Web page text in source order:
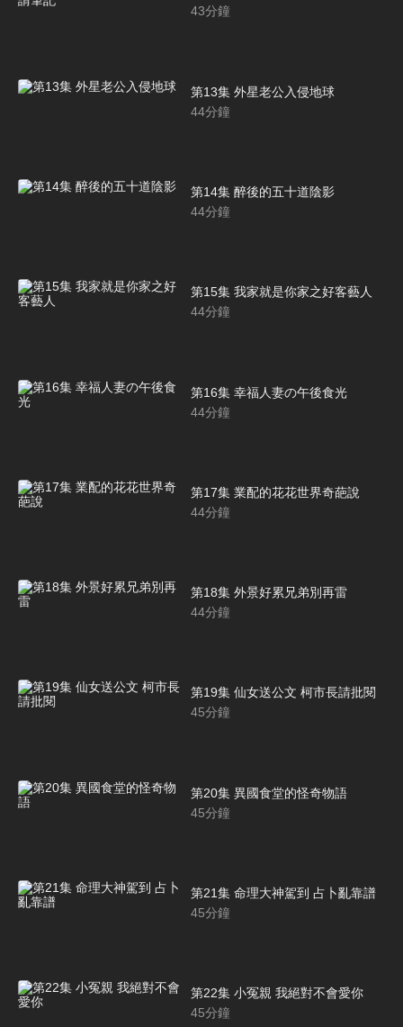
43分鐘
第13集 外星老公入侵地球
44分鐘
第14集 醉後的五十道陰影
44分鐘
第15集 我家就是你家之好客藝人
44分鐘
第16集 幸福人妻の午後食光
44分鐘
第17集 業配的花花世界奇葩說
44分鐘
第18集 外景好累兄弟別再雷
44分鐘
第19集 仙女送公文 柯市長請批閱
45分鐘
第20集 異國食堂的怪奇物語
45分鐘
第21集 命理大神駕到 占卜亂靠譜
45分鐘
第22集 小冤親 我絕對不會愛你
45分鐘